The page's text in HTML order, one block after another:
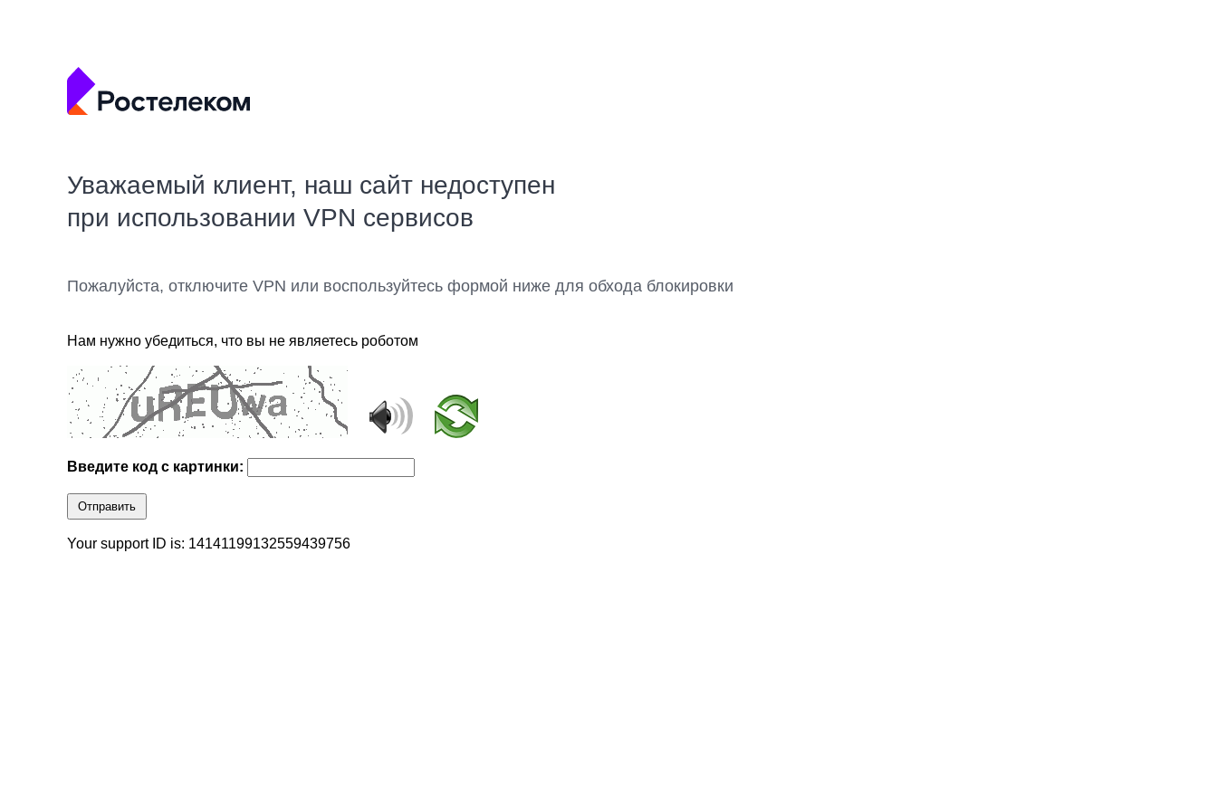
Уважаемый клиент, наш сайт недоступен
при использовании VPN сервисов
Пожалуйста, отключите VPN или воспользуйтесь формой ниже для обхода блокировки
Нам нужно убедиться, что вы не являетесь роботом
Введите код с картинки:
Отправить
Your support ID is: 14141199132559439756